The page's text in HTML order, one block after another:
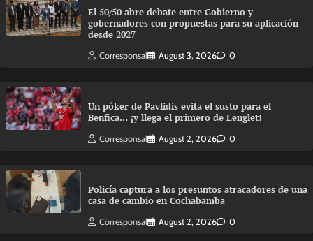
El 50/50 abre debate entre Gobierno y
gobernadores con propuestas para su aplicación
desde 2027
Corresponsal August 3, 2026 0
Un póker de Pavlidis evita el susto para el
Benfica… ¡y llega el primero de Lenglet!
Corresponsal August 2, 2026 0
Policía captura a los presuntos atracadores de una
casa de cambio en Cochabamba
Corresponsal August 2, 2026 0